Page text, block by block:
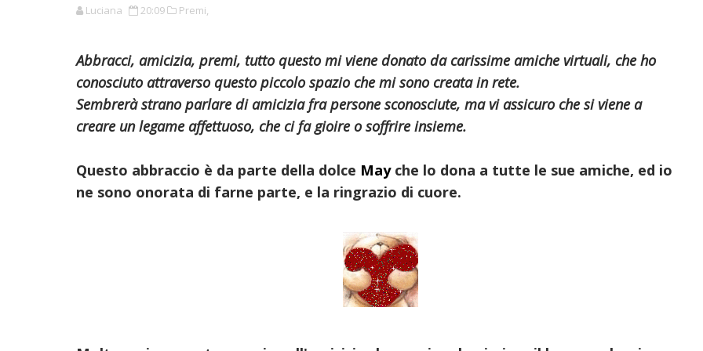
Luciana 20:09 Premi,
Abbracci, amicizia, premi, tutto questo mi viene donato da carissime amiche virtuali, che ho
conosciuto attraverso questo piccolo spazio che mi sono creata in rete.
Sembrerà strano parlare di amicizia fra persone sconosciute, ma vi assicuro che si viene a
creare un legame affettuoso, che ci fa gioire o soffrire insieme.
Questo abbraccio è da parte della dolce Mayche lo dona a tutte le sue amiche, ed io
ne sono onorata di farne parte, e la ringrazio di cuore.